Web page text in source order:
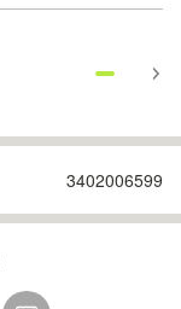
3402006599